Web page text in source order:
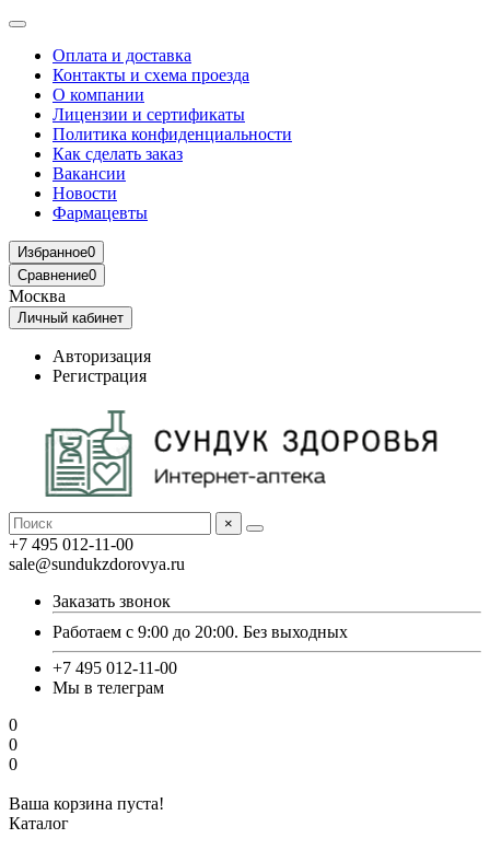
Оплата и доставка
Контакты и схема проезда
О компании
Лицензии и сертификаты
Политика конфиденциальности
Как сделать заказ
Вакансии
Новости
Фармацевты
Избранное0
Сравнение0
Москва
Личный кабинет
Авторизация
Регистрация
×
+7 495 012-11-00
sale@sundukzdorovya.ru
Заказать звонок
Работаем с 9:00 до 20:00. Без выходных
+7 495 012-11-00
Мы в телеграм
0
0
0
Ваша корзина пуста!
Каталог